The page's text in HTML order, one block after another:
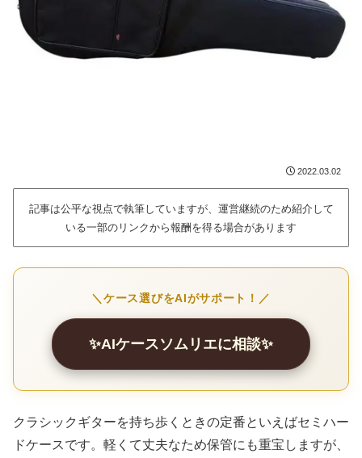
2022.03.02
記事は公平な視点で執筆していますが、運営継続のため紹介して
いる一部のリンクから報酬を得る場合があります
＼ケース選びをAIがサポート！／
✨AIケースソムリエに相談✨
クラシックギターを持ち歩くときの定番といえばセミハー
ドケースです。軽くて丈夫なため保管にも重宝しますが、